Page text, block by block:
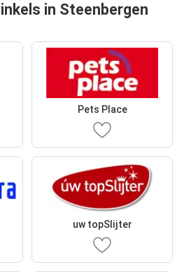
in Steenbergen
Pets Place
uw topSlijter